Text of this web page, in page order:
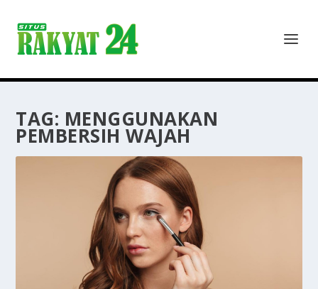
TAG: MENGGUNAKAN
PEMBERSIH WAJAH